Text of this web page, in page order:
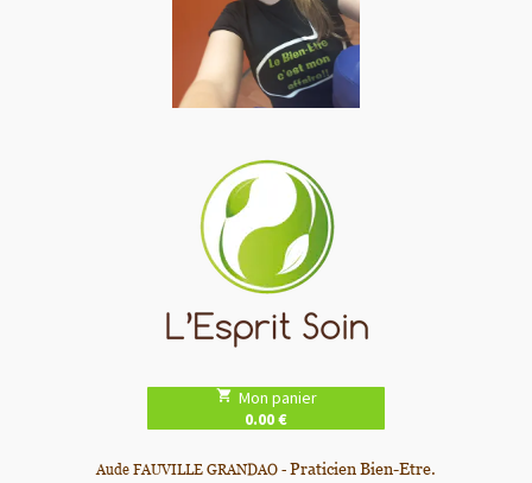
local_grocery_store Mon panier
0.00 €
Aude FAUVILLE GRANDAO - Praticien Bien-Etre.